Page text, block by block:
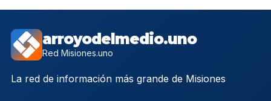
arroyodelmedio.uno
Red Misiones.uno
La red de información más grande de Misiones